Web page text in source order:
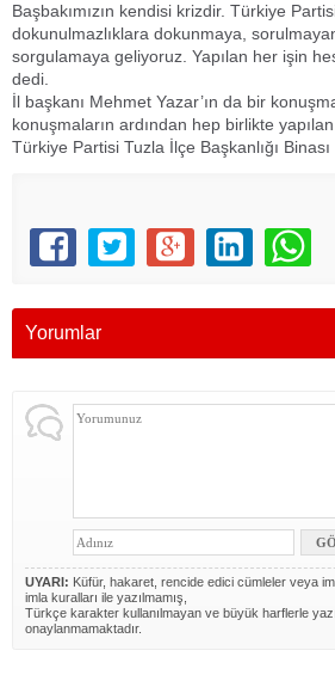
Başbakımızın kendisi krizdir. Türkiye
dokunulmazlıklara dokunmaya,
sorgulamaya geliyoruz. Yapılan her işin
dedi.
İl başkanı Mehmet Yazar’ın da bir
konuşmaların ardından hep birlikte
Türkiye Partisi Tuzla İlçe Başkanlığı Binası
Yorumlar
UYARI: Küfür, hakaret, rencide edici cümleler veya
imla kuralları ile yazılmamış,
Türkçe karakter kullanılmayan ve büyük harflerle
onaylanmamaktadır.